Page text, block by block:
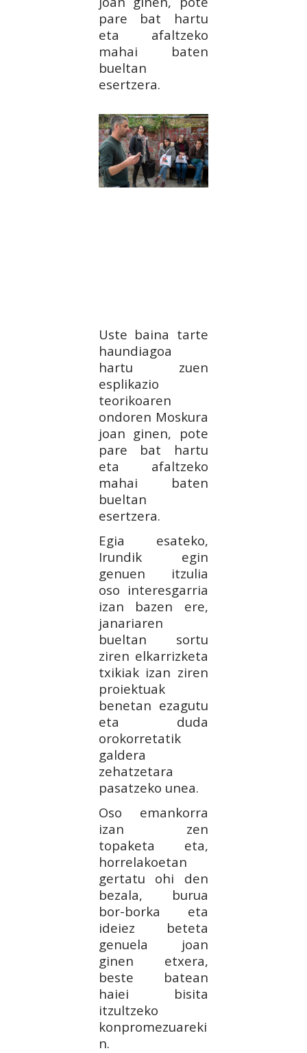
pare bat hartu
eta afaltzeko
mahai baten
bueltan
esertzera.
Uste baina tarte
haundiagoa
hartu zuen
esplikazio
teorikoaren
ondoren Moskura
joan ginen, pote
pare bat hartu
eta afaltzeko
mahai baten
bueltan
esertzera.
Egia esateko,
Irundik egin
genuen itzulia
oso interesgarria
izan bazen ere,
janariaren
bueltan sortu
ziren elkarrizketa
txikiak izan ziren
proiektuak
benetan ezagutu
eta duda
orokorretatik
galdera
zehatzetara
pasatzeko unea.
Oso emankorra
izan zen
topaketa eta,
horrelakoetan
gertatu ohi den
bezala, burua
bor-borka eta
ideiez beteta
genuela joan
ginen etxera,
beste batean
haiei bisita
itzultzeko
konpromezuareki
n.